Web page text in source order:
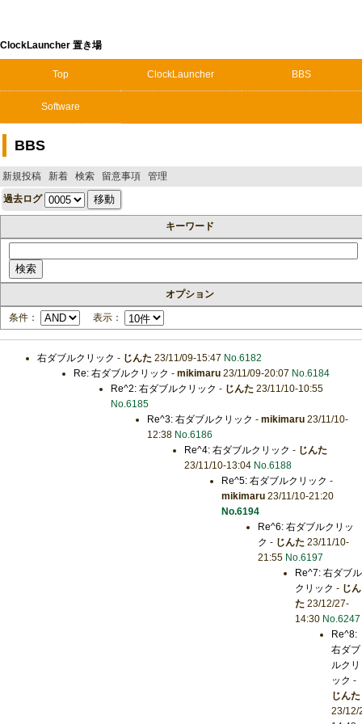
ClockLauncher 置き場
Top ClockLauncher BBS
Software
BBS
新規投稿 新着 検索 留意事項 管理
過去ログ
キーワード
オプション
条件： 表示：
右ダブルクリック - じんた 23/11/09-15:47 No.6182
Re: 右ダブルクリック -mikimaru 23/11/09-20:07 No.6184
Re^2: 右ダブルクリック - じんた 23/11/10-10:55
No.6185
Re^3: 右ダブルクリック -mikimaru 23/11/10-
12:38 No.6186
Re^4: 右ダブルクリック - じんた
23/11/10-13:04 No.6188
Re^5: 右ダブルクリック -
mikimaru23/11/10-21:20
No.6194
Re^6: 右ダブルクリッ
ク - じんた 23/11/10-
21:55 No.6197
Re^7: 右ダブル
クリック - じん
た 23/12/27-
14:30 No.6247
Re^8:
右ダブ
ルクリ
ック -
じんた
23/12/